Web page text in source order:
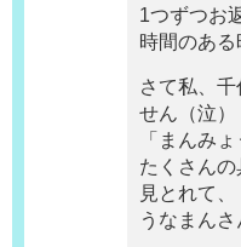
1つずつお
時間のあ
さて私、
せん（泣）
「まんみ
たくさん
見とれて、
うなまん